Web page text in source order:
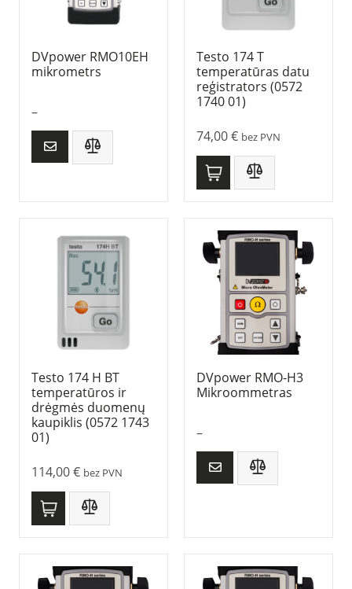
DVpower RMO10EH
mikrometrs
–
Testo 174 T
temperatūras datu
reģistrators (0572
1740 01)
74,00€ bez PVN
Testo 174 H BT
temperatūros ir
drėgmės duomenų
kaupiklis (0572 1743
01)
114,00€ bez PVN
DVpower RMO-H3
Mikroommetras
–